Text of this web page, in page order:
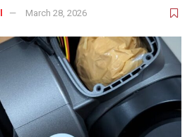
March 28, 2026